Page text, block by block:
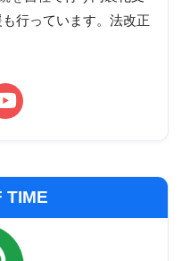
行っています。法改正
TIME